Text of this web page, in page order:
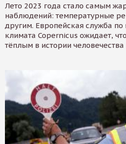
Лето 2023 года стало самым
наблюдений: температурные
другим. Европейская служба
климата Copernicus ожидает,
тёплым в истории человечества